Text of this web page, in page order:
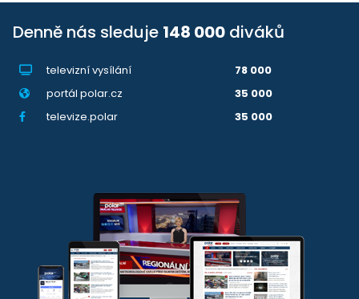
Denně nás sleduje 148 000 diváků
televizní vysílání
78 000
portál polar.cz
35 000
televize.polar
35 000